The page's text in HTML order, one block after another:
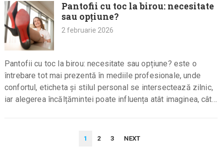
Pantofii cu toc la birou: necesitate
sau opțiune?
2 februarie 2026
Pantofii cu toc la birou: necesitate sau opțiune? este o
întrebare tot mai prezentă în mediile profesionale, unde
confortul, eticheta și stilul personal se intersectează zilnic,
iar alegerea încălțămintei poate influența atât imaginea, cât
1 2 3 NEXT